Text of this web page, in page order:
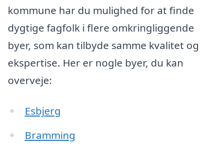
kommune har du mulighed for at finde
dygtige fagfolk i flere omkringliggende
byer, som kan tilbyde samme kvalitet og
ekspertise. Her er nogle byer, du kan
overveje:
Esbjerg
Bramming